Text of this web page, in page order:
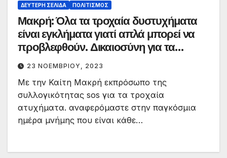
ΔΕΎΤΕΡΗ ΣΕΛΊΔΑ ΠΟΛΙΤΙΣΜΌΣ
Μακρή: Όλα τα τροχαία δυστυχήματα
είναι εγκλήματα γιατί απλά μπορεί να
προβλεφθούν. Δικαιοσύνη για τα
θύματα των τροχαίων.
23 ΝΟΕΜΒΡΊΟΥ, 2023
Με την Καίτη Μακρή εκπρόσωπο της
συλλογικότητας sos για τα τροχαία
ατυχήματα. αναφερόμαστε στην παγκόσμια
ημέρα μνήμης που είναι κάθε…